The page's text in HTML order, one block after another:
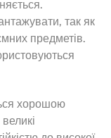
так як
предметів.
хорошою